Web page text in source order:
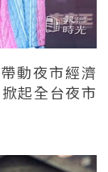
動夜市經濟
起全台夜市